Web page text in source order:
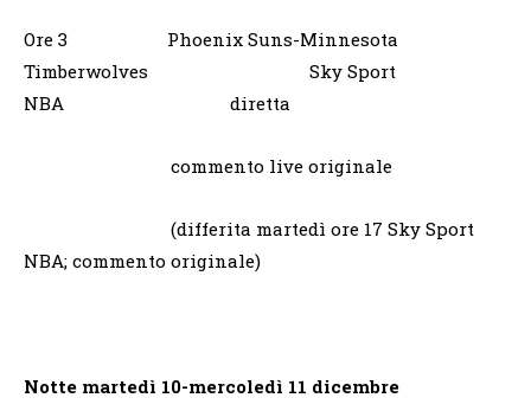
Ore 3 Phoenix Suns-Minnesota
Timberwolves Sky Sport
NBA diretta
commento live originale
(differita martedì ore 17 Sky Sport
NBA; commento originale)
Notte martedì 10-mercoledì 11 dicembre